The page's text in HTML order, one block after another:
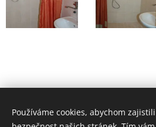
Používáme cookies, abychom